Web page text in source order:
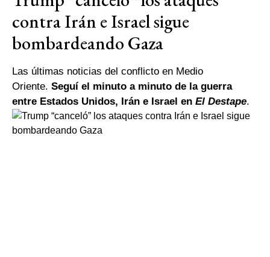
contra Irán e Israel sigue
bombardeando Gaza
Las últimas noticias del conflicto en Medio
Oriente. Seguí el minuto a minuto de la guerra
entre Estados Unidos, Irán e Israel en El Destape.